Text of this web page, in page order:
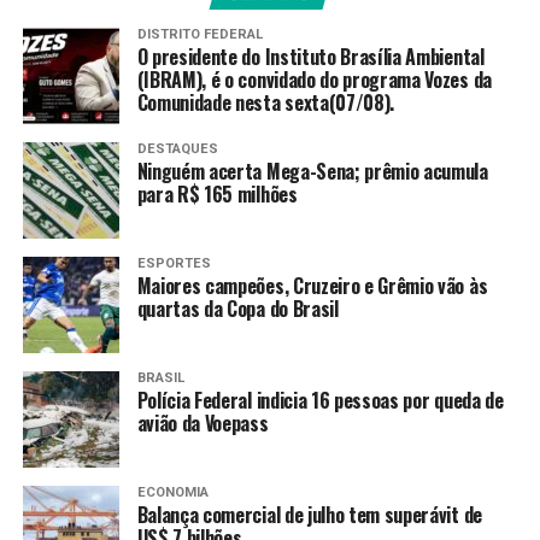
Entre os indiciados estão Antônio Carlos Camilo
Antunes, o Careca do INSS; o empresário Maurício
Camisotti; o dono do Banco Master, Daniel Vorcaro; ex-
ministros, ex-dirigentes do INSS e parlamentares.
O relator pediu ainda o indiciamento de Fábio Luís Lula
da Silva, conhecido como Lulinha, empresário e filho do
presidente Luiz Inácio Lula da Silva.
Segundo Gaspar, ele teria recebido repasses do
Careca do INSS por meio de uma amiga, a
empresária Roberta Luchsinger, também indiciada.
O documento foi apresentado após o Supremo Tribunal
Federal (STF) rejeitar, na quinta-feira (26), a
prorrogação dos trabalhos da CPMI do INSS
DISTRITO FEDERAL
O presidente do Instituto Brasília Ambiental
(IBRAM), é o convidado do programa Vozes da
Comunidade nesta sexta(07/08).
DESTAQUES
Ninguém acerta Mega-Sena; prêmio acumula
para R$ 165 milhões
ESPORTES
Maiores campeões, Cruzeiro e Grêmio vão às
quartas da Copa do Brasil
BRASIL
Polícia Federal indicia 16 pessoas por queda de
avião da Voepass
ECONOMIA
Balança comercial de julho tem superávit de